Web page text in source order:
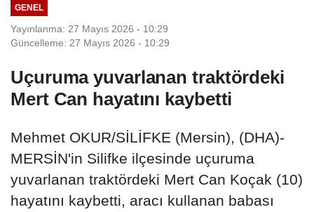
GENEL
Yayınlanma: 27 Mayıs 2026 - 10:29
Güncelleme: 27 Mayıs 2026 - 10:29
Uçuruma yuvarlanan traktördeki
Mert Can hayatını kaybetti
Mehmet OKUR/SİLİFKE (Mersin), (DHA)-
MERSİN'in Silifke ilçesinde uçuruma
yuvarlanan traktördeki Mert Can Koçak (10)
hayatını kaybetti, aracı kullanan babası